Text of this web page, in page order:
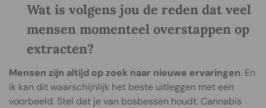
Wat is volgens jou de reden dat veel
mensen momenteel overstappen op
extracten?
Mensen zijn altijd op zoek naar nieuwe ervaringen. En
ik kan dit waarschijnlijk het beste uitleggen met een
voorbeeld. Stel dat je van bosbessen houdt. Cannabis